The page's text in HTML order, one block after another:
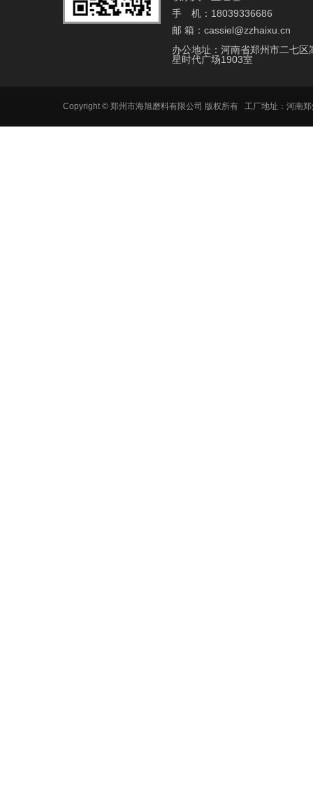
手 机：18039336686
邮 箱：cassiel@zzhaixu.cn
办公地址：河南省郑州市二七区
星时代广场1903室
Copyright © 郑州市海旭磨料有限公司 版权所有 工厂地址：河